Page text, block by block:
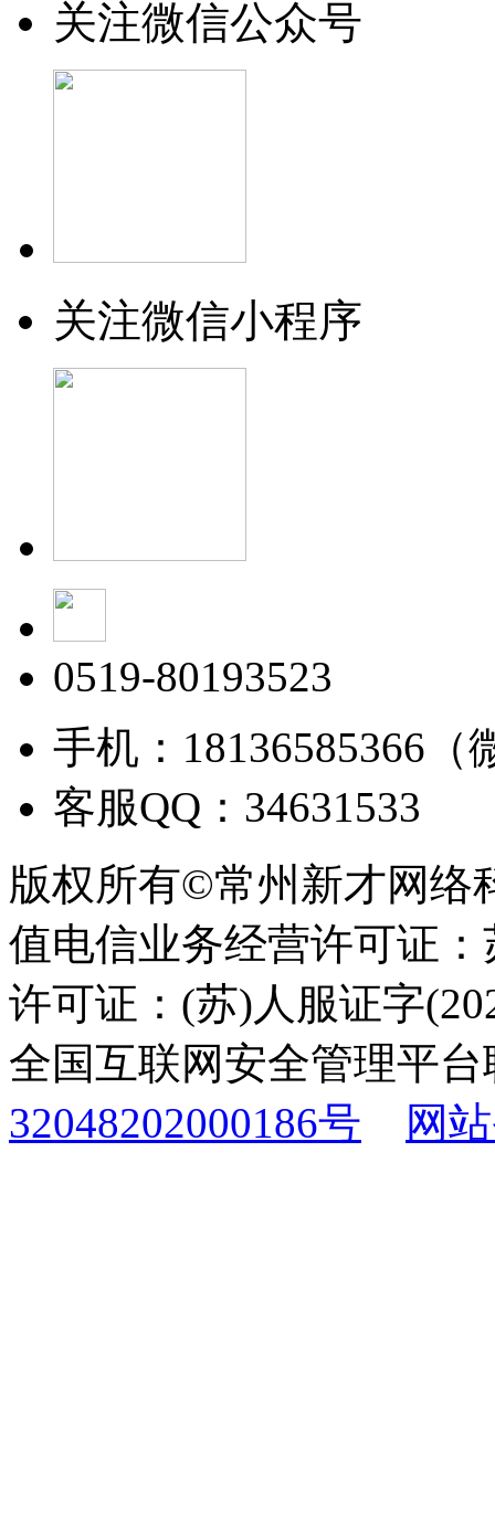
关注微信公众号
关注微信小程序
0519-80193523
手机：18136585366（
客服QQ：34631533
版权所有©常州新才网络
值电信业务经营许可证
许可证：(苏)人服证字
全国互联网安全管理平
32048202000186号
网